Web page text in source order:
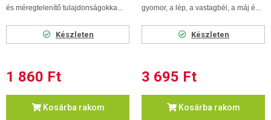
és méregtelenítő tulajdonságokka...
Készleten
1 860 Ft
Kosárba rakom
gyomor, a lép, a vastagbél, a máj é...
Készleten
3 695 Ft
Kosárba rakom